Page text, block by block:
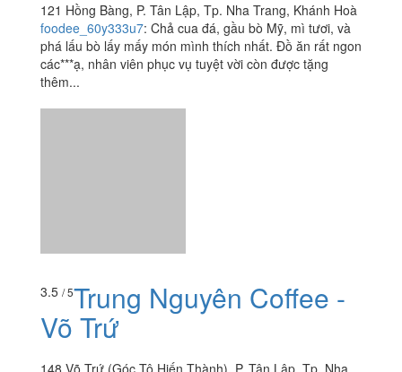
121 Hồng Bàng, P. Tân Lập, Tp. Nha Trang, Khánh Hoà
foodee_60y333u7: Chả cua đá, gầu bò Mỹ, mì tươi, và
phá lấu bò lấy mấy món mình thích nhất. Đồ ăn rất ngon
các***ạ, nhân viên phục vụ tuyệt vời còn được tặng
thêm...
Trang, Khánh Hoà
???? ! Vị matcha rất thơm và ko bị tanh, jelly cũng ko bị
quá ngọt ăn cũng rất ngon. ????????Các chị nhân viên
cũng dễ...